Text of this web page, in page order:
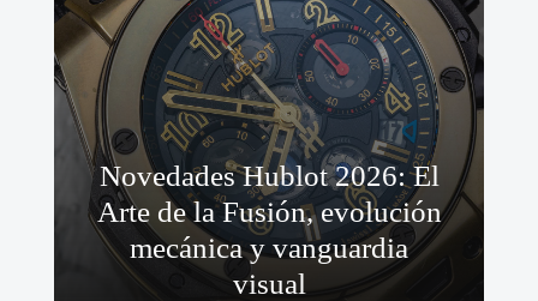
Novedades Hublot 2026: El
Arte de la Fusión, evolución
mecánica y vanguardia
visual